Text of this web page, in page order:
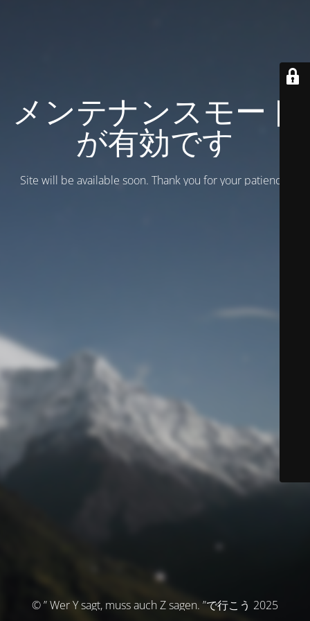
メンテナンスモード
が有効です
Site will be available soon. Thank you for your patience!
© ” Wer Y sagt, muss auch Z sagen. ”で行こう 2025